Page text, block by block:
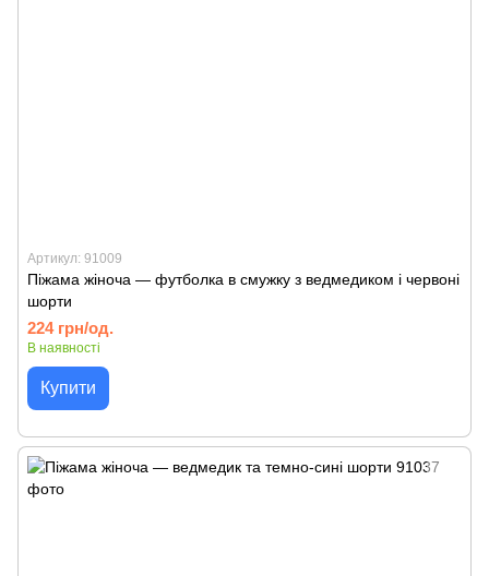
Артикул: 91009
Піжама жіноча — футболка в смужку з ведмедиком і червоні
шорти
224 грн/од.
В наявності
Купити